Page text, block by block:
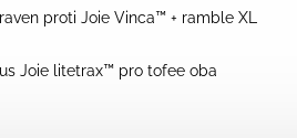
proti Joie Vinca™ + ramble XL
Joie litetrax™ pro tofee oba